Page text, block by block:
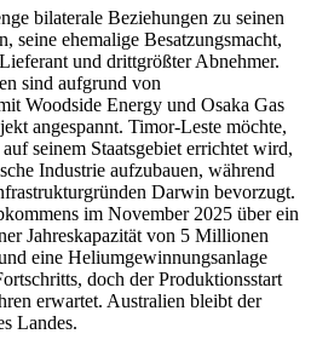
bilaterale Beziehungen zu seinen
seine ehemalige Besatzungsmacht,
und drittgrößter Abnehmer.
sind aufgrund von
Woodside Energy und Osaka Gas
angespannt. Timor-Leste möchte,
seinem Staatsgebiet errichtet wird,
Industrie aufzubauen, während
Darwin bevorzugt.
im November 2025 über ein
Jahreskapazität von 5 Millionen
eine Heliumgewinnungsanlage
doch der Produktionsstart
erwartet. Australien bleibt der
Landes.